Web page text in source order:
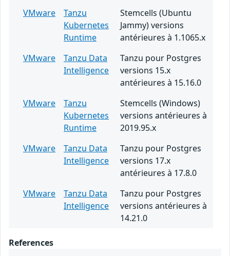
VMware
Tanzu
Kubernetes
Runtime
Stemcells (Ubuntu
Jammy) versions
antérieures à 1.1065.x
VMware
Tanzu Data
Intelligence
Tanzu pour Postgres
versions 15.x
antérieures à 15.16.0
VMware
Tanzu
Kubernetes
Runtime
Stemcells (Windows)
versions antérieures à
2019.95.x
VMware
Tanzu Data
Intelligence
Tanzu pour Postgres
versions 17.x
antérieures à 17.8.0
VMware
Tanzu Data
Intelligence
Tanzu pour Postgres
versions antérieures à
14.21.0
References